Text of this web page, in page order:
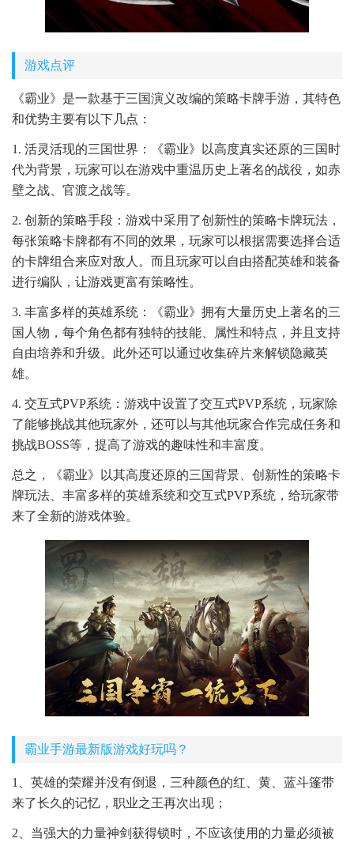
游戏点评
《霸业》是一款基于三国演义改编的策略卡牌手游，其特色
和优势主要有以下几点：
1. 活灵活现的三国世界：《霸业》以高度真实还原的三国时
代为背景，玩家可以在游戏中重温历史上著名的战役，如赤
壁之战、官渡之战等。
2. 创新的策略手段：游戏中采用了创新性的策略卡牌玩法，
每张策略卡牌都有不同的效果，玩家可以根据需要选择合适
的卡牌组合来应对敌人。而且玩家可以自由搭配英雄和装备
进行编队，让游戏更富有策略性。
3. 丰富多样的英雄系统：《霸业》拥有大量历史上著名的三
国人物，每个角色都有独特的技能、属性和特点，并且支持
自由培养和升级。此外还可以通过收集碎片来解锁隐藏英
雄。
4. 交互式PVP系统：游戏中设置了交互式PVP系统，玩家除
了能够挑战其他玩家外，还可以与其他玩家合作完成任务和
挑战BOSS等，提高了游戏的趣味性和丰富度。
总之，《霸业》以其高度还原的三国背景、创新性的策略卡
牌玩法、丰富多样的英雄系统和交互式PVP系统，给玩家带
来了全新的游戏体验。
霸业手游最新版游戏好玩吗？
1、英雄的荣耀并没有倒退，三种颜色的红、黄、蓝斗篷带
来了长久的记忆，职业之王再次出现；
2、当强大的力量神剑获得锁时，不应该使用的力量必须被